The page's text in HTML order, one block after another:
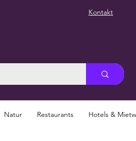
Kontakt
Natur Restaurants Hotels &